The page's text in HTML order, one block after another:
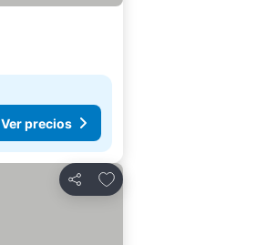
Ver precios
Compartir
Agregar a favoritos